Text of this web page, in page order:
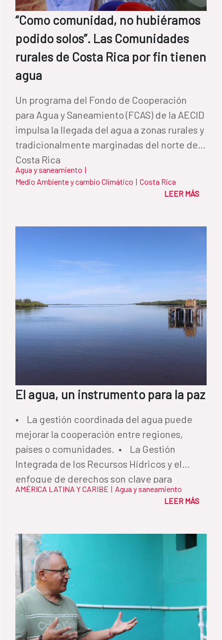
“Como comunidad, no hubiéramos
podido solos”. Las Comunidades
rurales de Costa Rica por fin tienen
agua
Un programa del Fondo de Cooperación
para Agua y Saneamiento (FCAS) de la AECID
impulsa la llegada del agua a zonas rurales y
tradicionalmente marginadas del norte de
Costa Rica
Agua y saneamiento |
Medio Ambiente y cambio Climático | Costa Rica
LEER MÁS
El agua, un instrumento para la paz
• La gestión coordinada del agua puede
mejorar la cooperación entre regiones,
países o comunidades. • La Gestión
Integrada de los Recursos Hídricos y el
enfoque de derechos son clave para
promover sociedades más inclusivas,
AMÉRICA LATINA Y CARIBE | Agua y saneamiento
LEER MÁS